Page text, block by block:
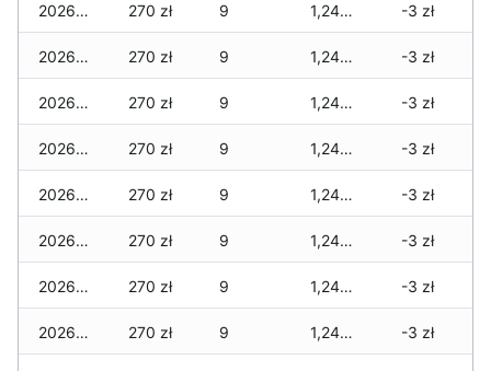
2026-01-29 270 zł 9 1,240 zł -3 zł
2026-01-28 270 zł 9 1,240 zł -3 zł
2026-01-27 270 zł 9 1,240 zł -3 zł
2026-01-26 270 zł 9 1,240 zł -3 zł
2026-01-25 270 zł 9 1,240 zł -3 zł
2026-01-24 270 zł 9 1,240 zł -3 zł
2026-01-23 270 zł 9 1,240 zł -3 zł
2026-01-22 270 zł 9 1,240 zł -3 zł